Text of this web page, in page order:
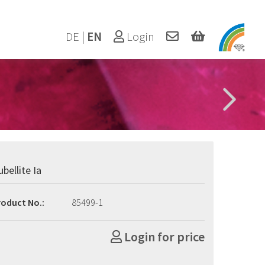
Login
DE | EN
Ia
No.: 85499-1
Login for price